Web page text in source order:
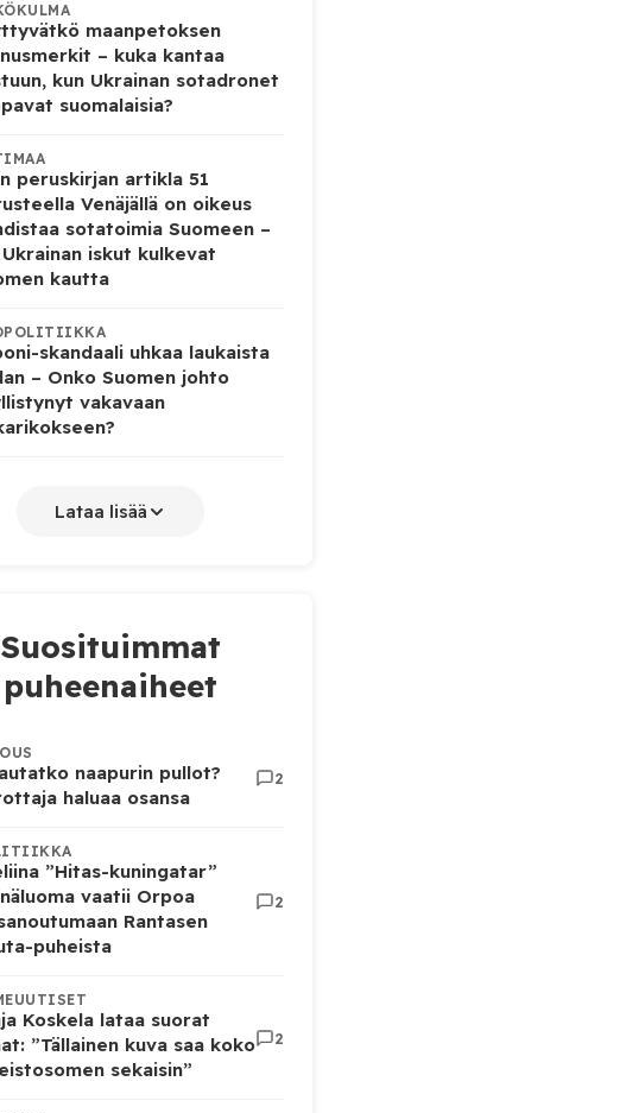
maanpetoksen
– kuka kantaa
kun Ukrainan sotadronet
suomalaisia?
peruskirjan artikla 51
Venäjällä on oikeus
sotatoimia Suomeen –
iskut kulkevat
kautta
skandaali uhkaa laukaista
– Onko Suomen johto
vakavaan
Lataa lisää
Suosituimmat
puheenaiheet
naapurin pullot?
haluaa osansa
2
”Hitas-kuningatar”
vaatii Orpoa
Rantasen
puheista
2
Koskela lataa suorat
”Tällainen kuva saa koko
sekaisin”
2